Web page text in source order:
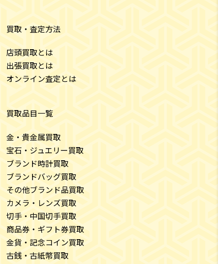
買取・査定方法
店頭買取とは
出張買取とは
オンライン査定とは
買取品目一覧
金・貴金属買取
宝石・ジュエリー買取
ブランド時計買取
ブランドバッグ買取
その他ブランド品買取
カメラ・レンズ買取
切手・中国切手買取
商品券・ギフト券買取
金貨・記念コイン買取
古銭・古紙幣買取